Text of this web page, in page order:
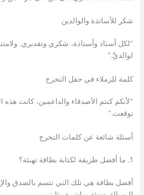
شكر للأساتذة والوالدين
“لكل أستاذ وأستاذة، شكري وتقديري.
لوالديَّ.”
كلمة للزملاء في حفل التخرج
“لأنكم كنتم الأصدقاء والداعمين، كانت
توقعت.”
أسئلة شائعة عن كلمات التخرج
1. ما أفضل طريقة لكتابة بطاقة تهنئة؟
أفضل بطاقة هي تلك التي تتسم بالصدق